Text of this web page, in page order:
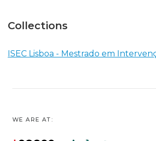
Collections
ISEC Lisboa - Mestrado em
WE ARE AT: